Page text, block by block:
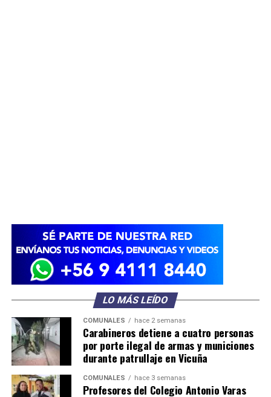
LO MÁS LEÍDO
COMUNALES hace 2 semanas
Carabineros detiene a cuatro personas
por porte ilegal de armas y municiones
durante patrullaje en Vicuña
COMUNALES hace 3 semanas
Profesores del Colegio Antonio Varas